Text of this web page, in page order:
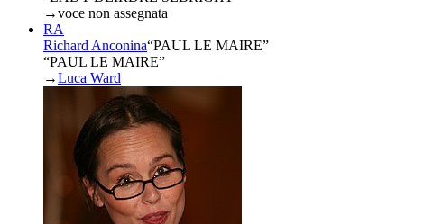
→voce non assegnata
RA
Richard Anconina“PAUL LE MAIRE”
“PAUL LE MAIRE”
→Luca Ward